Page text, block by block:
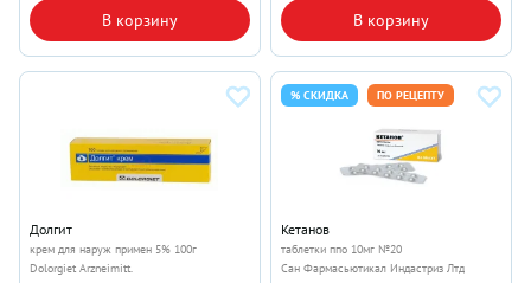
В корзину В корзину
Долгит
крем для наруж примен 5% 100г
Dolorgiet Arzneimitt.
% СКИДКА ПО РЕЦЕПТУ
Кетанов
таблетки ппо 10мг №20
Сан Фармасьютикал Индастриз Лтд